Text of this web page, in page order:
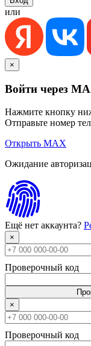
или
×
Войти через
Нажмите кнопку
Отправьте номер
Открыть MAX
Ожидание
Ещё нет аккаунта?
×
Проверочный код
×
Проверочный код